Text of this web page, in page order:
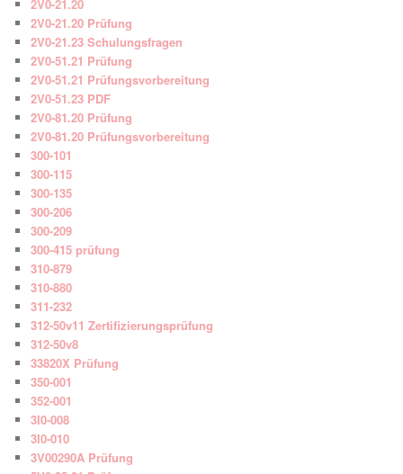
2V0-21.20
2V0-21.20 Prüfung
2V0-21.23 Schulungsfragen
2V0-51.21 Prüfung
2V0-51.21 Prüfungsvorbereitung
2V0-51.23 PDF
2V0-81.20 Prüfung
2V0-81.20 Prüfungsvorbereitung
300-101
300-115
300-135
300-206
300-209
300-415 prüfung
310-879
310-880
311-232
312-50v11 Zertifizierungsprüfung
312-50v8
33820X Prüfung
350-001
352-001
3I0-008
3I0-010
3V00290A Prüfung